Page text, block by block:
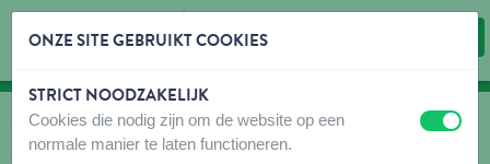
Inhoud overslaan
Taalkeuze overslaan
WAAR KOPEN
ONZE SITE GEBRUIKT COOKIES
STRICT NOODZAKELIJK
Cookies die nodig zijn om de website op een
normale manier te laten functioneren.
uit aan